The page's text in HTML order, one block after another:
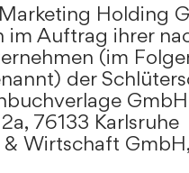
Holding
im Auftrag ihrer
(im
der
GmbH
76133 Karlsruhe
Wirtschaft